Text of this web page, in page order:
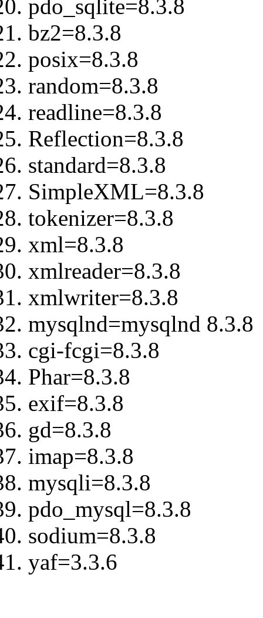
pdo_sqlite=8.3.8
bz2=8.3.8
posix=8.3.8
random=8.3.8
readline=8.3.8
Reflection=8.3.8
standard=8.3.8
SimpleXML=8.3.8
tokenizer=8.3.8
xml=8.3.8
xmlreader=8.3.8
xmlwriter=8.3.8
mysqlnd=mysqlnd 8.3.8
cgi-fcgi=8.3.8
Phar=8.3.8
exif=8.3.8
gd=8.3.8
imap=8.3.8
mysqli=8.3.8
pdo_mysql=8.3.8
sodium=8.3.8
yaf=3.3.6